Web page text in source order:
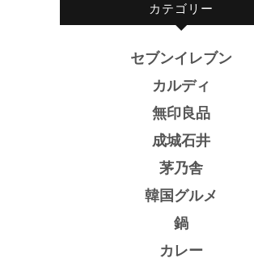
カテゴリー
セブンイレブン
カルディ
無印良品
成城石井
茅乃舎
韓国グルメ
鍋
カレー